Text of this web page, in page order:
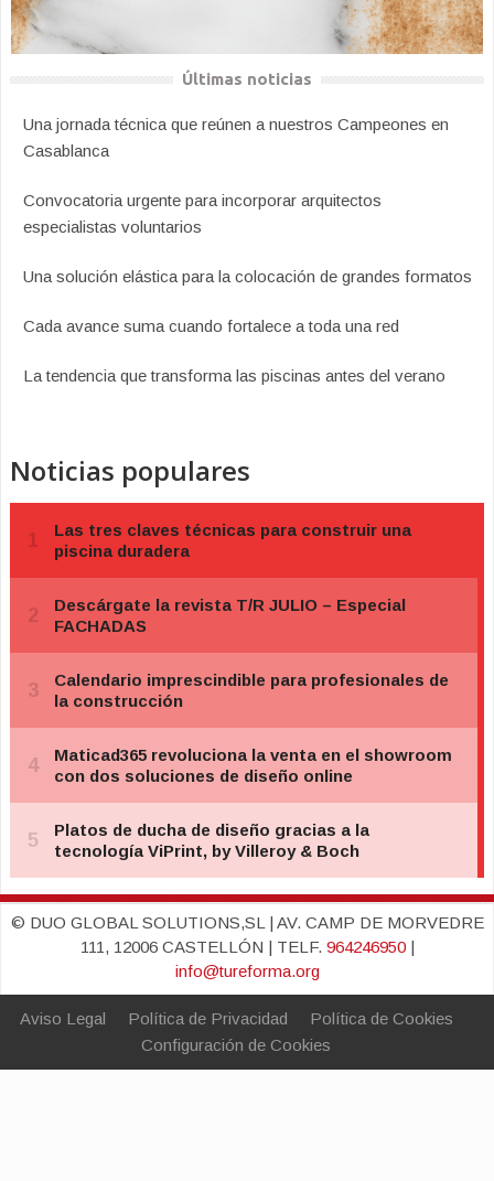
Últimas noticias
Una jornada técnica que reúnen a nuestros Campeones en
Casablanca
Convocatoria urgente para incorporar arquitectos
especialistas voluntarios
Una solución elástica para la colocación de grandes formatos
Cada avance suma cuando fortalece a toda una red
La tendencia que transforma las piscinas antes del verano
Noticias populares
© DUO GLOBAL SOLUTIONS,SL | AV. CAMP DE MORVEDRE
111, 12006 CASTELLÓN | TELF. 964246950|
info@tureforma.org
Aviso Legal Política de Privacidad
Política de Cookies
Configuración de Cookies